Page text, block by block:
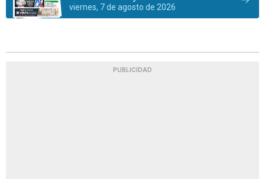
viernes, 7 de agosto de 2026
PUBLICIDAD